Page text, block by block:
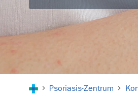
Psoriasis-Zentrum